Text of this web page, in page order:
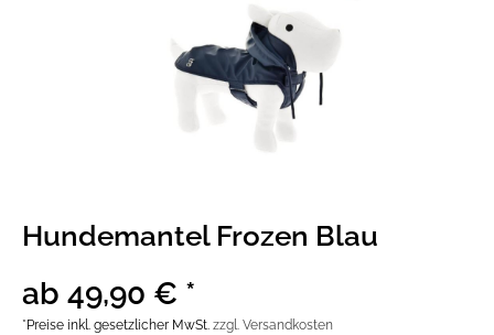
Hundemantel Frozen Blau
ab 49,90 € *
*Preise inkl. gesetzlicher MwSt. zzgl. Versandkosten